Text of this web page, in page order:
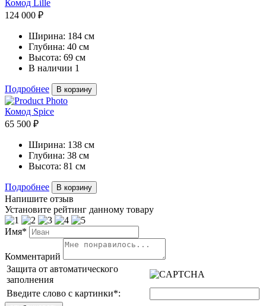
Комод Lille
124 000 ₽
Ширина: 184 см
Глубина: 40 см
Высота: 69 см
В наличии 1
Подробнее В корзину
Комод Spice
65 500 ₽
Ширина: 138 см
Глубина: 38 см
Высота: 81 см
Подробнее В корзину
Напишите отзыв
Установите рейтинг данному товару
Имя*
Комментарий
Защита от автоматического
заполнения
Введите слово с картинки*: